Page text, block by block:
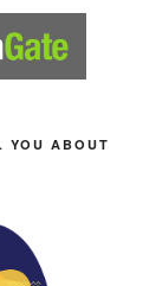
YOU ABOUT